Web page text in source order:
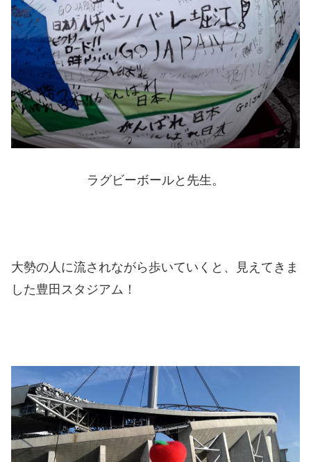
ラグビーボールと先生。
大勢の人に流されながら歩いていくと、見えてきま
した豊田スタジアム！